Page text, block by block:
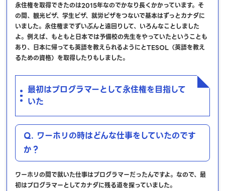
永住権を取得できたのは2015年なのでかなり長くかかっています。そ
の間、観光ビザ、学生ビザ、就労ビザをつないで基本はずっとカナダに
いました。永住権までずいぶんと遠回りして、いろんなことしました
よ。例えば、もともと日本では予備校の先生をやっていたということも
あり、日本に帰っても英語を教えられるようにとTESOL（英語を教え
るための資格）を取得したりもしました。
最初はプログラマーとして永住権を目指して
いた
Q. ワーホリの時はどんな仕事をしていたのです
か？
ワーホリの間で就いた仕事はプログラマーだったんですよ。なので、最
初はプログラマーとしてカナダに残る道を探っていました。